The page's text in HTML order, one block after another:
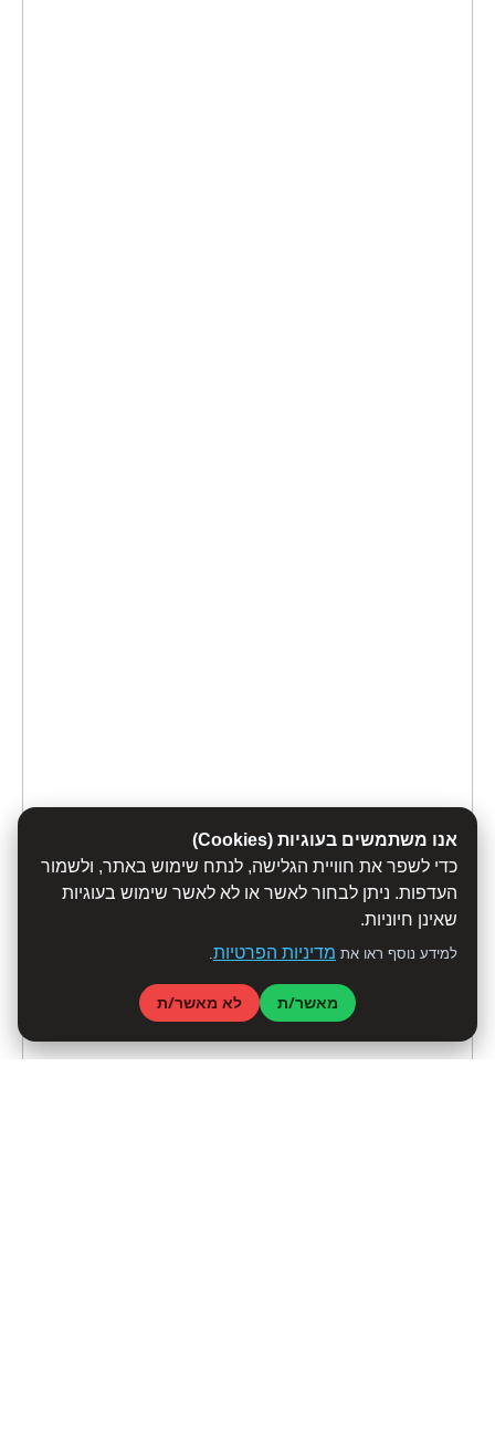
אנו משתמשים בעוגיות (Cookies)
כדי לשפר את חוויית הגלישה, לנתח שימוש באתר, ולשמור
העדפות. ניתן לבחור לאשר או לא לאשר שימוש בעוגיות
שאינן חיוניות.
למידע נוסף ראו את מדיניות הפרטיות.
מאשר/ת לא מאשר/ת